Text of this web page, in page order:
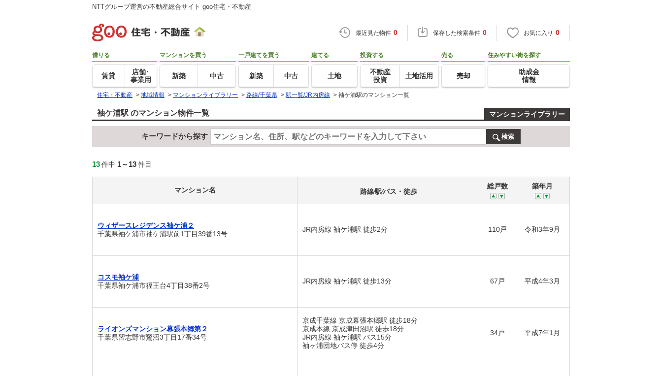
NTTグループ運営の不動産総合サイト goo住宅・不動産
最近見た物件 0 保存した検索条件 0 お気に入り 0
借りる
賃貸
店舗･
事業用
マンションを買う
新築 中古
一戸建てを買う
新築 中古
建てる
土地
投資する
不動産
投資
土地活用
売る
売却
住みやすい街を探す
助成金
情報
住宅・不動産 > 地域情報 > マンションライブラリー > 路線/千葉県 > 駅一覧/JR内房線 > 袖ケ浦駅のマンション一覧
袖ケ浦駅 のマンション物件一覧 マンションライブラリー
キーワードから探す 検索
13件中 1～13件目
マンション名 路線⁄駅⁄バス・徒歩
総戸数 築年月
ウィザースレジデンス袖ケ浦２
千葉県袖ケ浦市袖ケ浦駅前1丁目39番13号
JR内房線 袖ケ浦駅 徒歩2分 110戸 令和3年9月
コスモ袖ケ浦
千葉県袖ケ浦市福王台4丁目38番2号
JR内房線 袖ケ浦駅 徒歩13分 67戸 平成4年3月
ライオンズマンション幕張本郷第２
千葉県習志野市鷺沼3丁目17番34号
京成千葉線 京成幕張本郷駅 徒歩18分
京成本線 京成津田沼駅 徒歩18分
JR内房線 袖ケ浦駅 バス15分
袖ヶ浦団地バス停 徒歩4分
34戸 平成7年1月